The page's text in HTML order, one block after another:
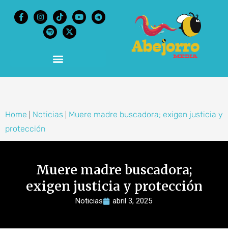
Home Noticias
Muere madre buscadora; exigen justicia y
protección
Muere madre buscadora;
exigen justicia y protección
Noticias abril 3, 2025